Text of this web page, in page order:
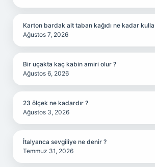
Karton bardak alt taban kağıdı ne kadar
Ağustos 7, 2026
Bir uçakta kaç kabin amiri olur ?
Ağustos 6, 2026
23 ölçek ne kadardır ?
Ağustos 3, 2026
İtalyanca sevgiliye ne denir ?
Temmuz 31, 2026